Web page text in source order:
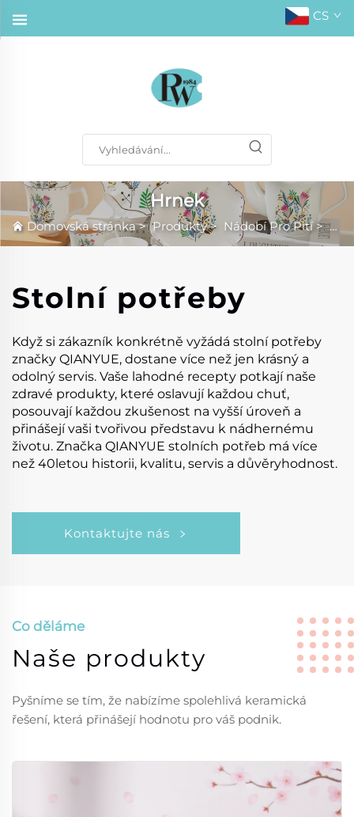
CS
Hrnek
Domovská stránka>Produkty> Nádobí Pro Pití>
Stolní potřeby
Když si zákazník konkrétně vyžádá stolní potřeby
značky QIANYUE, dostane více než jen krásný a
odolný servis. Vaše lahodné recepty potkají naše
zdravé produkty, které oslavují každou chuť,
posouvají každou zkušenost na vyšší úroveň a
přinášejí vaši tvořivou představu k nádhernému
životu. Značka QIANYUE stolních potřeb má více
než 40letou historii, kvalitu, servis a důvěryhodnost.
Kontaktujte nás
Co děláme
Naše produkty
Pyšníme se tím, že nabízíme spolehlivá keramická
řešení, která přinášejí hodnotu pro váš podnik.